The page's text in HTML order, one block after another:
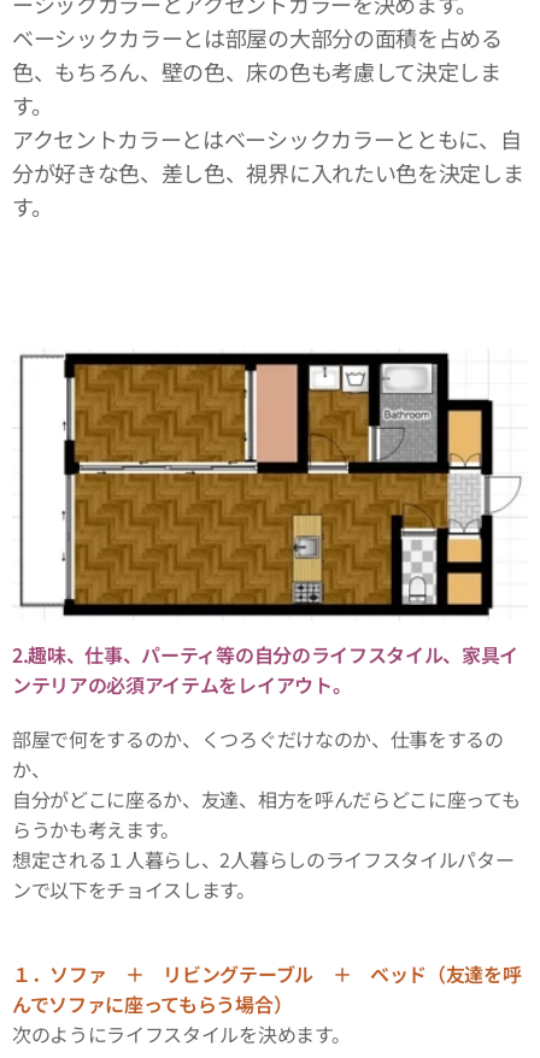
ベーシックカラーとは部屋の大部分の面積を占める
色、もちろん、壁の色、床の色も考慮して決定しま
す。
アクセントカラーとはベーシックカラーとともに、自
分が好きな色、差し色、視界に入れたい色を決定しま
す。
2.趣味、仕事、パーティ等の自分のライフスタイル、家具イ
ンテリアの必須アイテムをレイアウト。
部屋で何をするのか、くつろぐだけなのか、仕事をするの
か、
自分がどこに座るか、友達、相方を呼んだらどこに座っても
らうかも考えます。
想定される１人暮らし、2人暮らしのライフスタイルパター
ンで以下をチョイスします。
１．ソファ ＋ リビングテーブル ＋ ベッド（友達を呼
んでソファに座ってもらう場合）
次のようにライフスタイルを決めます。